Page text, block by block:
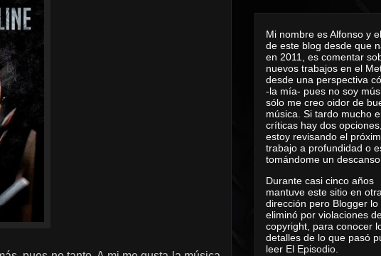
Mi nombre es Alfonso y
de este blog desde que
en 2011, es comentar
nuevos trabajos en el
desde una perspectiva
-la mía- pues no soy
sólo me creo oidor de
música. Si tardo mucho
críticas hay dos
estoy revisando el
trabajo a profundidad o
tomándome un
Durante casi cinco años
mantuve este sitio en
dirección pero Blogger lo
eliminó por violaciones
copyright, para conocer
detalles de lo que pasó
leer El Episodio